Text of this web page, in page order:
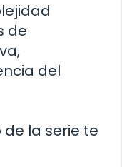
de
del
la serie te